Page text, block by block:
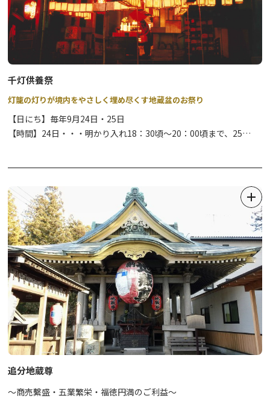
のスタンプ帳となっています。冊子留めの帯色は
2色（ベージュ・
ブラウン）からお好きな色をお選びいただけます。
②金輪山 明静寺（みょうじょうじ）日光市瀬尾791
・販売物 色紙 1枚 800円
※販売時間や詳細については、まずは日光市観光協会まで。TEL：
0288-22-1525
【おすすめモデルコース】 ※巡る順番は決まっていません。
【よくあるお問い合わせ例】
Q1：参加申込について
A：通年で自由参拝のため、お申し込みは不要です。
Q2：スタンプの押印について
A：自由に押していただけるように外に設置されています。但し、
如来寺は建物内（寺務所窓口）に設置されていますので、お寺の方
に気軽にお声がけ下さい。
【参拝にあたりご協力のお願い】行事や法要、その他寺社からの指
示があった場合は、従っていただきますようお願いいたします。
千灯供養祭
灯籠の灯りが境内をやさしく埋め尽くす地蔵盆のお祭り
【日にち】毎年9月24日・25日
【時間】24日・・・明かり入れ18：30頃～20：00頃まで、25
安全などの願いを込め灯籠に火を灯します。境内を埋めるほど多く
の灯籠が奉納され、日光市の文化財に指定されている、石造りの座
っているお地蔵様としては北関東一の大きさといわれる追分地蔵尊
もライトアップされます。
追分地蔵尊
～商売繫盛・五業繁栄・福徳円満のご利益～